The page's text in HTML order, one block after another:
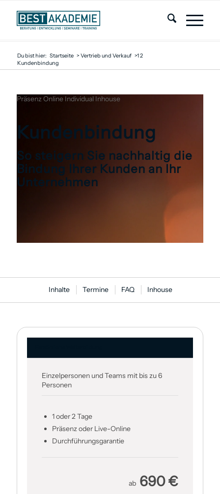
Du bist hier: Startseite 1
> Vertrieb und Verkauf 2
>
Kundenbindung
PräsenzOnline Individual Inhouse
Kunden­bindung
So steigern Sie nachhaltig die
Bindung Ihrer Kunden an Ihr
Unternehmen
Inhalte Termine FAQ Inhouse
Einzelpersonen und Teams mit bis zu 6
Personen
1 oder 2 Tage
Präsenz oder Live-Online
Durch­führungsgarantie
ab 690 €